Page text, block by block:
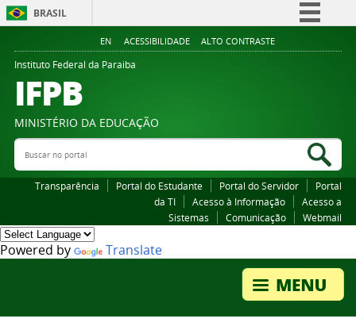
BRASIL
Simplifique!
Legislação
EN ACESSIBILIDADE ALTO CONTRASTE
Instituto Federal da Paraiba
IFPB
MINISTÉRIO DA EDUCAÇÃO
Buscar no portal
Transparência Portal do Estudante Portal do Servidor
Portal
da TI
Acesso à Informação
Acesso a
Sistemas
Comunicação Webmail
Powered by Translate